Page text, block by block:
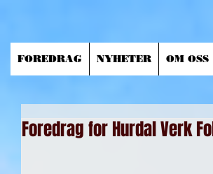
FOREDRAG NYHETER OM OSS
Foredrag for Hurdal Verk